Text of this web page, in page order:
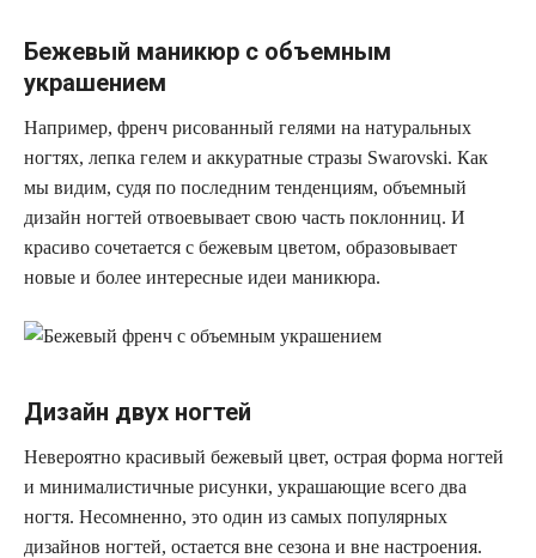
Бежевый маникюр с объемным
украшением
Например, френч рисованный гелями на натуральных
ногтях, лепка гелем и аккуратные стразы Swarovski. Как
мы видим, судя по последним тенденциям, объемный
дизайн ногтей отвоевывает свою часть поклонниц. И
красиво сочетается с бежевым цветом, образовывает
новые и более интересные идеи маникюра.
Дизайн двух ногтей
Невероятно красивый бежевый цвет, острая форма ногтей
и минималистичные рисунки, украшающие всего два
ногтя. Несомненно, это один из самых популярных
дизайнов ногтей, остается вне сезона и вне настроения.